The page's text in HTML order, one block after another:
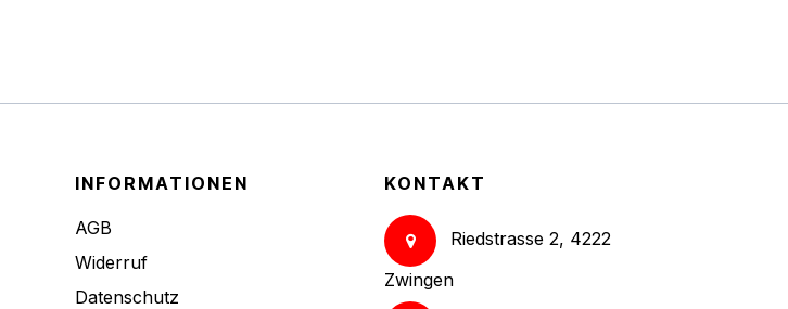
INFORMATIONEN
AGB
Widerruf
Datenschutz
KONTAKT
Riedstrasse 2, 4222
Zwingen